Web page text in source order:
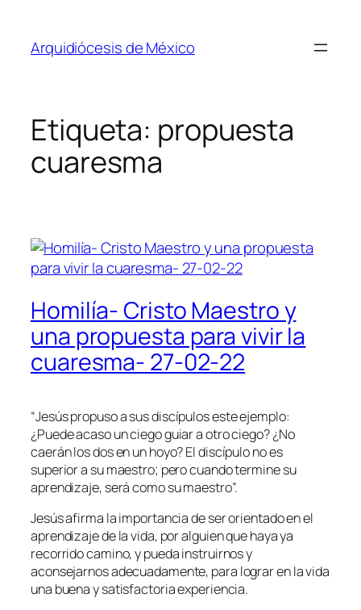
contenido
Arquidiócesis de México
Etiqueta: propuesta
cuaresma
Homilía- Cristo Maestro y
una propuesta para vivir la
cuaresma- 27-02-22
“Jesús propuso a sus discípulos este ejemplo:
¿Puede acaso un ciego guiar a otro ciego? ¿No
caerán los dos en un hoyo? El discípulo no es
superior a su maestro; pero cuando termine su
aprendizaje, será como su maestro”.
Jesús afirma la importancia de ser orientado en el
aprendizaje de la vida, por alguien que haya ya
recorrido camino, y pueda instruirnos y
aconsejarnos adecuadamente, para lograr en la vida
una buena y satisfactoria experiencia.